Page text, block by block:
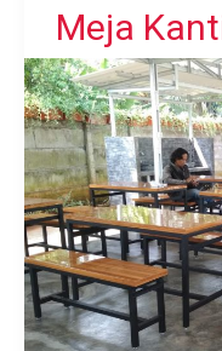
Meter
Meja